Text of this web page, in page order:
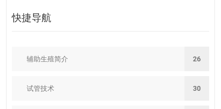
快捷导航
辅助生殖简介 26
试管技术 30